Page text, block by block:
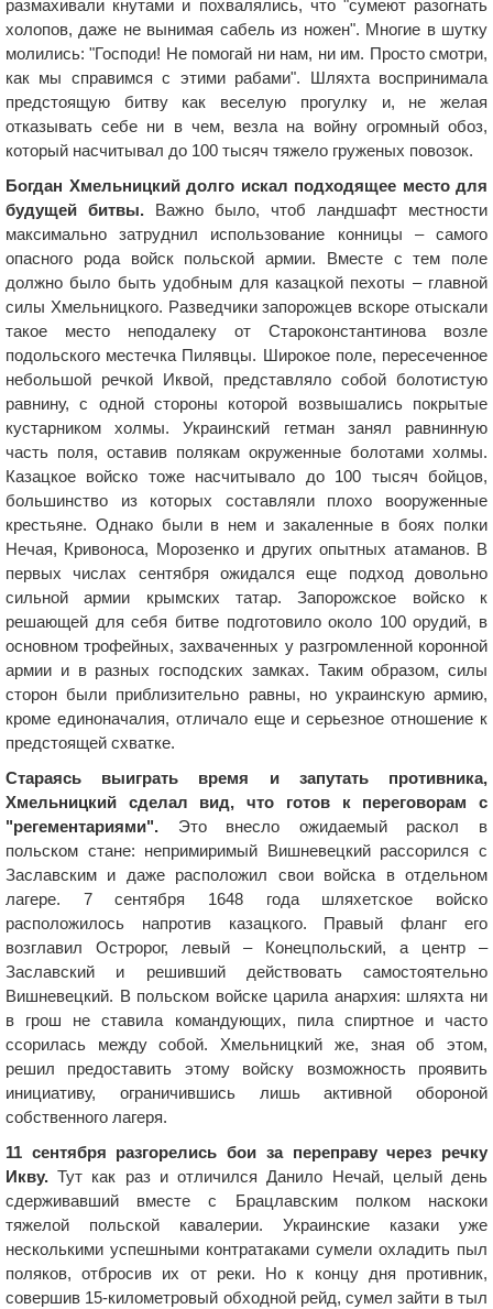
размахивали кнутами и похвалялись, что "сумеют разогнать
холопов, даже не вынимая сабель из ножен". Многие в шутку
молились: "Господи! Не помогай ни нам, ни им. Просто смотри,
как мы справимся с этими рабами". Шляхта воспринимала
предстоящую битву как веселую прогулку и, не желая
отказывать себе ни в чем, везла на войну огромный обоз,
который насчитывал до 100 тысяч тяжело груженых повозок.
Богдан Хмельницкий долго искал подходящее место для
будущей битвы. Важно было, чтоб ландшафт местности
максимально затруднил использование конницы – самого
опасного рода войск польской армии. Вместе с тем поле
должно было быть удобным для казацкой пехоты – главной
силы Хмельницкого. Разведчики запорожцев вскоре отыскали
такое место неподалеку от Староконстантинова возле
подольского местечка Пилявцы. Широкое поле, пересеченное
небольшой речкой Иквой, представляло собой болотистую
равнину, с одной стороны которой возвышались покрытые
кустарником холмы. Украинский гетман занял равнинную
часть поля, оставив полякам окруженные болотами холмы.
Казацкое войско тоже насчитывало до 100 тысяч бойцов,
большинство из которых составляли плохо вооруженные
крестьяне. Однако были в нем и закаленные в боях полки
Нечая, Кривоноса, Морозенко и других опытных атаманов. В
первых числах сентября ожидался еще подход довольно
сильной армии крымских татар. Запорожское войско к
решающей для себя битве подготовило около 100 орудий, в
основном трофейных, захваченных у разгромленной коронной
армии и в разных господских замках. Таким образом, силы
сторон были приблизительно равны, но украинскую армию,
кроме единоначалия, отличало еще и серьезное отношение к
предстоящей схватке.
Стараясь выиграть время и запутать противника,
Хмельницкий сделал вид, что готов к переговорам с
"регементариями". Это внесло ожидаемый раскол в
польском стане: непримиримый Вишневецкий рассорился с
Заславским и даже расположил свои войска в отдельном
лагере. 7 сентября 1648 года шляхетское войско
расположилось напротив казацкого. Правый фланг его
возглавил Остророг, левый – Конецпольский, а центр –
Заславский и решивший действовать самостоятельно
Вишневецкий. В польском войске царила анархия: шляхта ни
в грош не ставила командующих, пила спиртное и часто
ссорилась между собой. Хмельницкий же, зная об этом,
решил предоставить этому войску возможность проявить
инициативу, ограничившись лишь активной обороной
собственного лагеря.
11 сентября разгорелись бои за переправу через речку
Икву. Тут как раз и отличился Данило Нечай, целый день
сдерживавший вместе с Брацлавским полком наскоки
тяжелой польской кавалерии. Украинские казаки уже
несколькими успешными контратаками сумели охладить пыл
поляков, отбросив их от реки. Но к концу дня противник,
совершив 15-километровый обходной рейд, сумел зайти в тыл